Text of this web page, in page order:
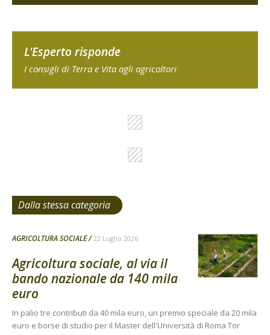
L'Esperto risponde
I consigli di Terra e Vita agli agricoltori
Dalla stessa categoria
AGRICOLTURA SOCIALE 22 Luglio 2026
Agricoltura sociale, al via il
bando nazionale da 140 mila
euro
In palio tre contributi da 40 mila euro, un premio speciale da 20 mila
euro e borse di studio per il Master dell'Università di Roma Tor